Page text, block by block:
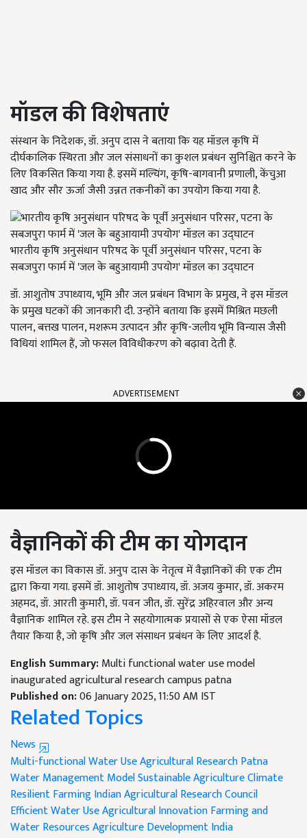
मॉडल की विशेषताएं
संस्थान के निदेशक, डॉ. अनुप दास ने बताया कि यह मॉडल कृषि में
दीर्घकालिक स्थिरता और जल संसाधनों का कुशल प्रबंधन सुनिश्चित करने के
लिए विकसित किया गया है. इसमें मल्चिंग, कृषि-बागवानी प्रणाली, केंचुआ
खाद और सौर ऊर्जा जैसी उन्नत तकनीकों का उपयोग किया गया है.
भारतीय कृषि अनुसंधान परिषद के पूर्वी अनुसंधान परिसर, पटना के
सबजपुरा फार्म में 'जल के बहुआयामी उपयोग' मॉडल का उद्घाटन
डॉ. आशुतोष उपाध्याय, भूमि और जल प्रबंधन विभाग के प्रमुख, ने इस मॉडल
के प्रमुख घटकों की जानकारी दी. उन्होंने बताया कि इसमें मिश्रित मछली
पालन, बत्तख पालन, मशरूम उत्पादन और कृषि-जलीय भूमि विन्यास जैसी
विधियां शामिल हैं, जो फसल विविधीकरण को बढ़ावा देती हैं.
ADVERTISEMENT
वैज्ञानिकों की टीम का योगदान
इस मॉडल का विकास डॉ. अनुप दास के नेतृत्व में वैज्ञानिकों की एक टीम
द्वारा किया गया. इसमें डॉ. आशुतोष उपाध्याय, डॉ. अजय कुमार, डॉ. अकरम
अहमद, डॉ. आरती कुमारी, डॉ. पवन जीत, डॉ. सुरेंद्र अहिरवाल और अन्य
वैज्ञानिक शामिल रहे. इस टीम ने सहयोगात्मक प्रयासों से एक ऐसा मॉडल
तैयार किया है, जो कृषि और जल संसाधन प्रबंधन के लिए आदर्श है.
English Summary:Multi functional water use model
inaugurated agricultural research campus patna
Published on:06 January 2025, 11:50 AM IST
Related Topics
News
Multi-functional Water UseAgricultural Research Patna
Water Management ModelSustainable AgricultureClimate
Resilient FarmingIndian Agricultural Research Council
Efficient Water UseAgricultural InnovationFarming and
Water ResourcesAgriculture Development India